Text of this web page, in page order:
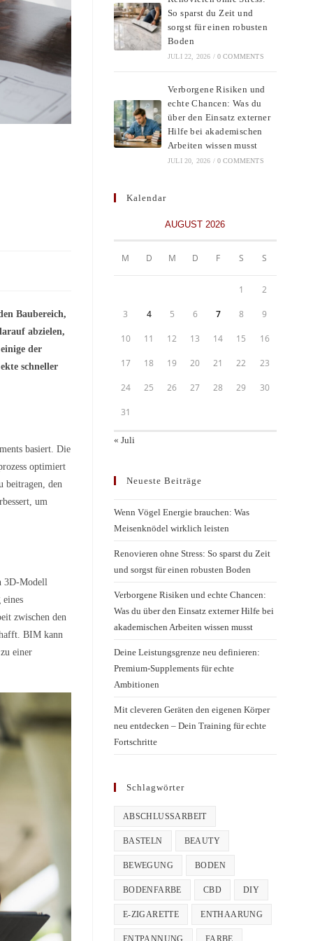
Baubereich,
abzielen,
der
schneller
basiert. Die
optimiert
beitragen, den
um
3D-Modell
zwischen den
BIM kann
einer
So sparst du Zeit und
sorgst für einen robusten
Boden
JULI 22, 2026 / 0 COMMENTS
Verborgene Risiken und
echte Chancen: Was du
über den Einsatz externer
Hilfe bei akademischen
Arbeiten wissen musst
JULI 20, 2026 / 0 COMMENTS
Kalendar
AUGUST 2026
M D M D F S S
1 2
3 4 5 6 7 8 9
10 11 12 13 14 15 16
17 18 19 20 21 22 23
24 25 26 27 28 29 30
31
« Juli
Neueste Beiträge
Wenn Vögel Energie brauchen: Was
Meisenknödel wirklich leisten
Renovieren ohne Stress: So sparst du Zeit
und sorgst für einen robusten Boden
Verborgene Risiken und echte Chancen:
Was du über den Einsatz externer Hilfe bei
akademischen Arbeiten wissen musst
Deine Leistungsgrenze neu definieren:
Premium-Supplements für echte
Ambitionen
Mit cleveren Geräten den eigenen Körper
neu entdecken – Dein Training für echte
Fortschritte
Schlagwörter
ABSCHLUSSARBEIT
BASTELN BEAUTY
BEWEGUNG BODEN
BODENFARBE CBD DIY
E-ZIGARETTE ENTHAARUNG
ENTPANNUNG FARBE